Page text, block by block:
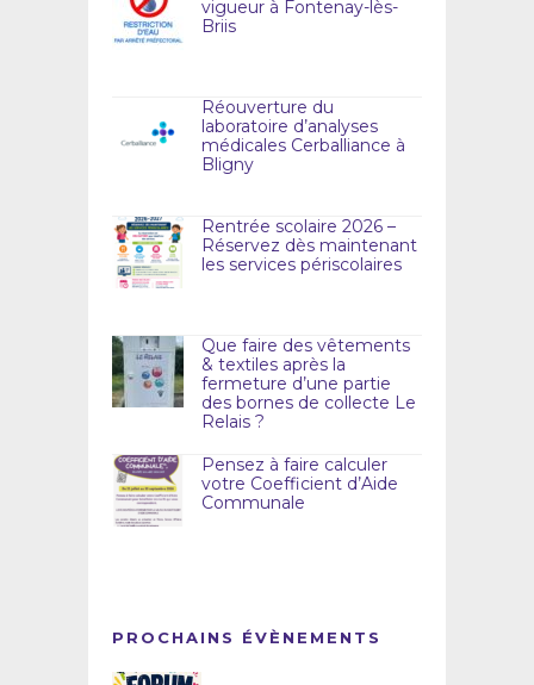
vigueur à Fontenay-lès-
Briis
Réouverture du
laboratoire d’analyses
médicales Cerballiance à
Bligny
Rentrée scolaire 2026 –
Réservez dès maintenant
les services périscolaires
Que faire des vêtements
& textiles après la
fermeture d’une partie
des bornes de collecte Le
Relais ?
Pensez à faire calculer
votre Coefficient d’Aide
Communale
PROCHAINS ÉVÈNEMENTS